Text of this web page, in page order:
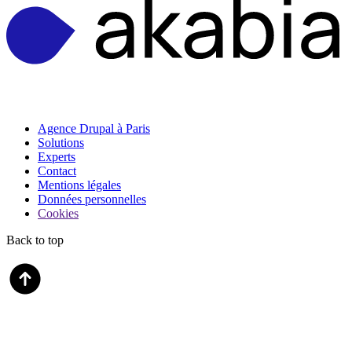
Agence Drupal à Paris
Solutions
Experts
Contact
Mentions légales
Données personnelles
Cookies
Back to top